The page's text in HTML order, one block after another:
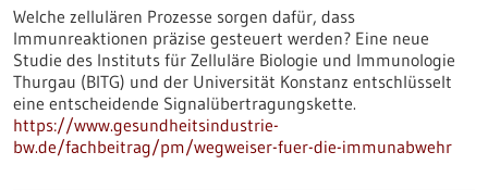
Welche zellulären Prozesse sorgen dafür, dass
Immunreaktionen präzise gesteuert werden? Eine neue
Studie des Instituts für Zelluläre Biologie und Immunologie
Thurgau (BITG) und der Universität Konstanz entschlüsselt
eine entscheidende Signalübertragungskette.
https://www.gesundheitsindustrie-
bw.de/fachbeitrag/pm/wegweiser-fuer-die-immunabwehr